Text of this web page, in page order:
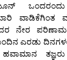
ಒಂದರಂದು
ವಾಡಿಕೆಗಿಂತ
ನೇರ
ಎರಡು